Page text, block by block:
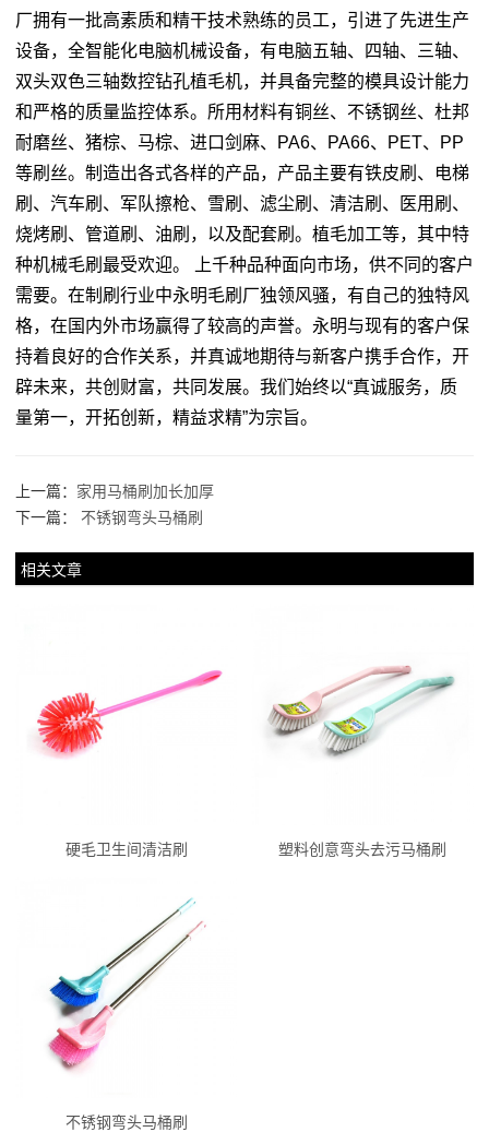
厂拥有一批高素质和精干技术熟练的员工，引进了先进生产
设备，全智能化电脑机械设备，有电脑五轴、四轴、三轴、
双头双色三轴数控钻孔植毛机，并具备完整的模具设计能力
和严格的质量监控体系。所用材料有铜丝、不锈钢丝、杜邦
耐磨丝、猪棕、马棕、进口剑麻、PA6、PA66、PET、PP
等刷丝。制造出各式各样的产品，产品主要有铁皮刷、电梯
刷、汽车刷、军队擦枪、雪刷、滤尘刷、清洁刷、医用刷、
烧烤刷、管道刷、油刷，以及配套刷。植毛加工等，其中特
种机械毛刷最受欢迎。 上千种品种面向市场，供不同的客户
需要。在制刷行业中永明毛刷厂独领风骚，有自己的独特风
格，在国内外市场赢得了较高的声誉。永明与现有的客户保
持着良好的合作关系，并真诚地期待与新客户携手合作，开
辟未来，共创财富，共同发展。我们始终以“真诚服务，质
量第一，开拓创新，精益求精”为宗旨。
上一篇： 家用马桶刷加长加厚
下一篇： 不锈钢弯头马桶刷
相关文章
硬毛卫生间清洁刷 塑料创意弯头去污马桶刷
不锈钢弯头马桶刷